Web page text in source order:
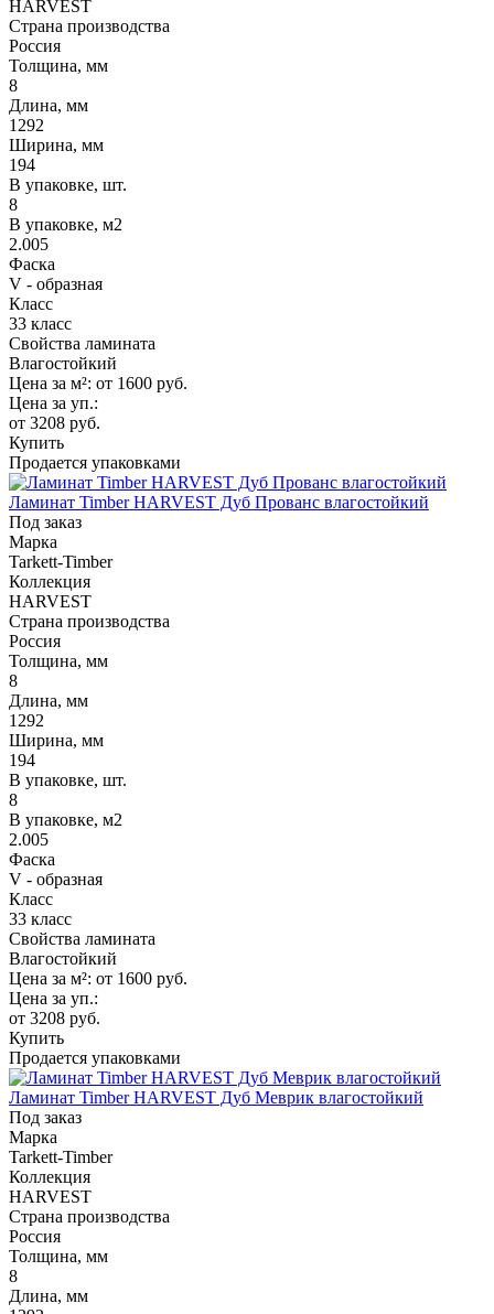
HARVEST
Страна производства
Россия
Толщина, мм
8
Длина, мм
1292
Ширина, мм
194
В упаковке, шт.
8
В упаковке, м2
2.005
Фаска
V - образная
Класс
33 класс
Свойства ламината
Влагостойкий
Цена за м²: от 1600 руб.
Цена за уп.:
от 3208 руб.
Купить
Продается упаковками
Ламинат Timber HARVEST Дуб Прованс влагостойкий
Под заказ
Марка
Tarkett-Timber
Коллекция
HARVEST
Страна производства
Россия
Толщина, мм
8
Длина, мм
1292
Ширина, мм
194
В упаковке, шт.
8
В упаковке, м2
2.005
Фаска
V - образная
Класс
33 класс
Свойства ламината
Влагостойкий
Цена за м²: от 1600 руб.
Цена за уп.:
от 3208 руб.
Купить
Продается упаковками
Ламинат Timber HARVEST Дуб Меврик влагостойкий
Под заказ
Марка
Tarkett-Timber
Коллекция
HARVEST
Страна производства
Россия
Толщина, мм
8
Длина, мм